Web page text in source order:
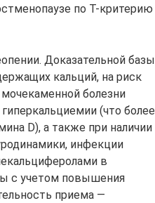
по Т-критерию
Доказательной базы
кальций, на риск
болезни
(что более
D), а также при наличии
инфекции
в
с учетом повышения
приема —